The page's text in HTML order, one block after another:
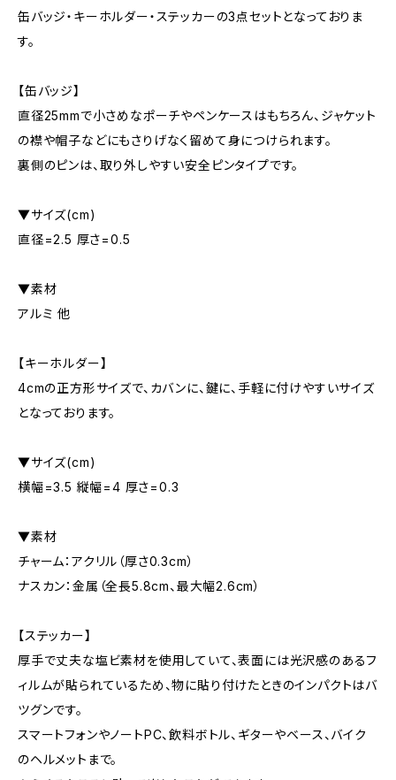
缶バッジ・キーホルダー・ステッカーの3点セットとなっておりま
す。
【缶バッジ】
直径25mmで小さめなポーチやペンケースはもちろん、ジャケット
の襟や帽子などにもさりげなく留めて身につけられます。
裏側のピンは、取り外しやすい安全ピンタイプです。
▼サイズ(cm)
直径=2.5 厚さ=0.5
▼素材
アルミ 他
【キーホルダー】
4cmの正方形サイズで、カバンに、鍵に、手軽に付けやすいサイズ
となっております。
▼サイズ(cm)
横幅=3.5 縦幅=4 厚さ=0.3
▼素材
チャーム：アクリル（厚さ0.3cm）
ナスカン：金属（全長5.8cm、最大幅2.6cm）
【ステッカー】
厚手で丈夫な塩ビ素材を使用していて、表面には光沢感のあるフ
ィルムが貼られているため、物に貼り付けたときのインパクトはバ
ツグンです。
スマートフォンやノートPC、飲料ボトル、ギターやベース、バイク
のヘルメットまで。